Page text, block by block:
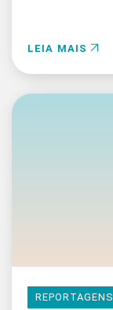
LEIA MAIS
REPORTAGENS